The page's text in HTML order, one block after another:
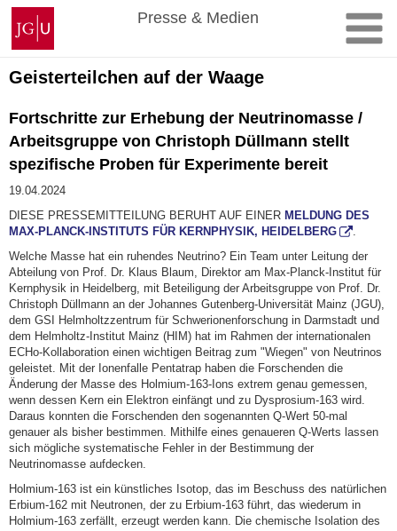
Zum
Inhalt
springen
Johannes
Gutenberg-
Universität
Mainz
Presse & Medien
Geisterteilchen auf der Waage
Fortschritte zur Erhebung der Neutrinomasse /
Arbeitsgruppe von Christoph Düllmann stellt
spezifische Proben für Experimente bereit
19.04.2024
DIESE PRESSEMITTEILUNG BERUHT AUF EINER MELDUNG DES
MAX-PLANCK-INSTITUTS FÜR KERNPHYSIK, HEIDELBERG
.
Welche Masse hat ein ruhendes Neutrino? Ein Team unter Leitung der
Abteilung von Prof. Dr. Klaus Blaum, Direktor am Max-Planck-Institut für
Kernphysik in Heidelberg, mit Beteiligung der Arbeitsgruppe von Prof. Dr.
Christoph Düllmann an der Johannes Gutenberg-Universität Mainz (JGU),
dem GSI Helmholtzzentrum für Schwerionenforschung in Darmstadt und
dem Helmholtz-Institut Mainz (HIM) hat im Rahmen der internationalen
ECHo-Kollaboration einen wichtigen Beitrag zum "Wiegen" von Neutrinos
geleistet. Mit der Ionenfalle Pentatrap haben die Forschenden die
Änderung der Masse des Holmium-163-Ions extrem genau gemessen,
wenn dessen Kern ein Elektron einfängt und zu Dysprosium-163 wird.
Daraus konnten die Forschenden den sogenannten Q-Wert 50-mal
genauer als bisher bestimmen. Mithilfe eines genaueren Q-Werts lassen
sich mögliche systematische Fehler in der Bestimmung der
Neutrinomasse aufdecken.
Holmium-163 ist ein künstliches Isotop, das im Beschuss des natürlichen
Erbium-162 mit Neutronen, der zu Erbium-163 führt, das wiederum in
Holmium-163 zerfällt, erzeugt werden kann. Die chemische Isolation des